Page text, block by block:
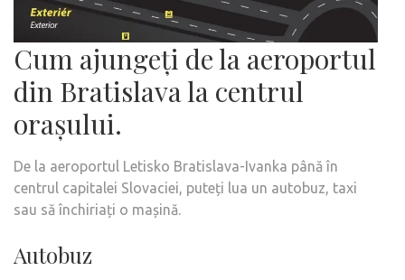
Cum ajungeți de la aeroportul
din Bratislava la centrul
orașului.
De la aeroportul Letisko Bratislava-Ivanka până în
centrul capitalei Slovaciei, puteți lua un autobuz, taxi
sau să închiriați o mașină.
Autobuz